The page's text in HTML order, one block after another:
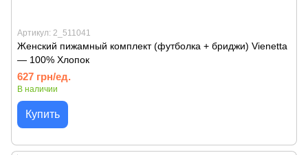
Артикул: 2_511041
Женский пижамный комплект (футболка + бриджи) Vienetta
— 100% Хлопок
627 грн/ед.
В наличии
Купить